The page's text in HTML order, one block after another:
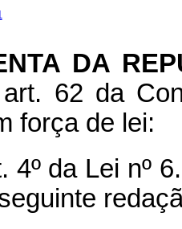
DA
62 da
força de lei:
4º da Lei nº